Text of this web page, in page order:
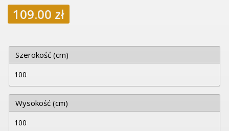
109.00 zł
Szerokość (cm)
Wysokość (cm)